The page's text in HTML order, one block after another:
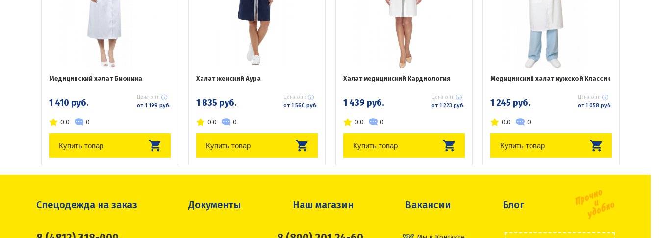
Медицинский халат Бионика
1 410 руб. Цена опт:
от 1 199 руб.
0.0 0
Купить товар
Халат женский Аура
1 835 руб. Цена опт:
от 1 560 руб.
0.0 0
Купить товар
Халат медицинский Кардиология
1 439 руб. Цена опт:
от 1 223 руб.
0.0 0
Купить товар
Медицинский халат мужской Классик
1 245 руб. Цена опт:
от 1 058 руб.
0.0 0
Купить товар
Спецодежда на заказ Документы Наш магазин Вакансии Блог